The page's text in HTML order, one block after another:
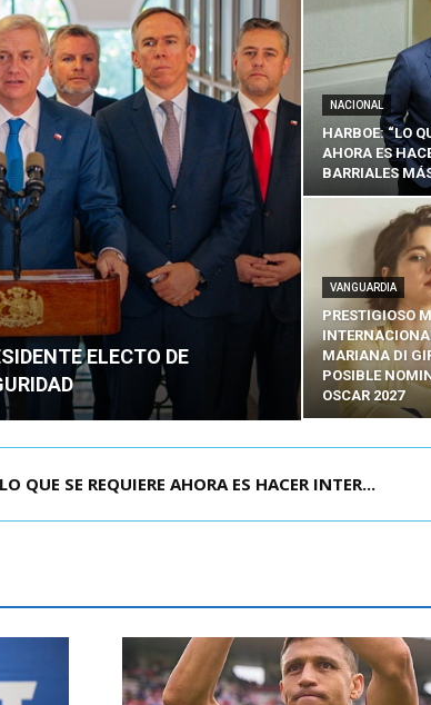
ELECTO DE
NACIONAL
HARBOE: “LO
AHORA ES
BARRIALES
VANGUARDIA
PRESTIGIOSO
MARIANA DI
POSIBLE
OSCAR 2027
MAS POR IPC: “LA ECONOMÍA SE ESTÁ ENC...